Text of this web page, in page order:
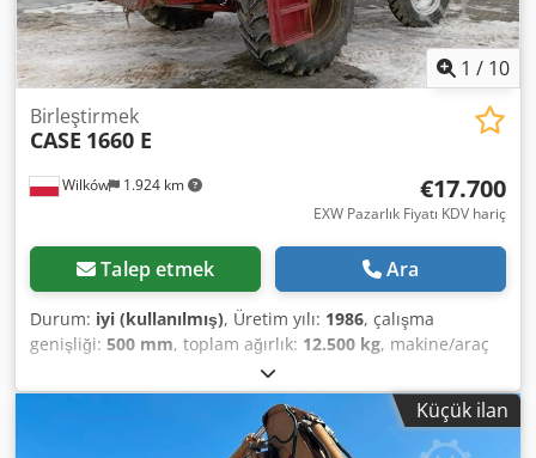
1 / 10
Wilków 1.924 km
Birleştirmek
CASE 1660 E
€17.700
EXW Pazarlık Fiyatı KDV hariç
Talep etmek Ara
Durum: iyi (kullanılmış), Üretim yılı: 1986, çalışma
genişliği: 500 mm, toplam ağırlık: 12.500 kg, makine/araç
, CASE IH 1660 eksenel akış Codpfovr
Dxpox Abrsha Marka: Case IH Modeli: 1660 Yıl: 1987
Çalışma saatleri: 3.300 saat Bölüm genişliği: 5,00 m Çeşitli
ekipman türleri: saman kıyıcı, saman serpme makinesi
Küçük ilan